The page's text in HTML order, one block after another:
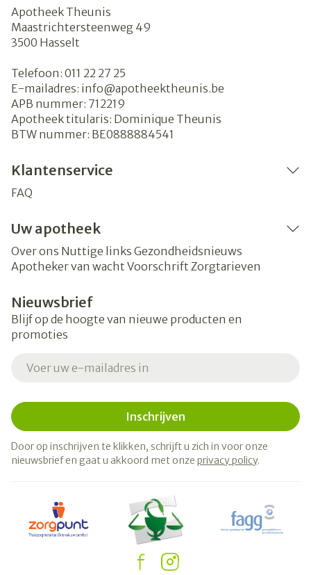
Apotheek Theunis
Maastrichtersteenweg 49
3500 Hasselt
Telefoon: 011 22 27 25
E-mailadres: info@apotheektheunis.be
APB nummer: 712219
Apotheek titularis: Dominique Theunis
BTW nummer: BE0888884541
Klantenservice
FAQ
Uw apotheek
Over ons Nuttige links Gezondheidsnieuws
Apotheker van wacht Voorschrift Zorgtarieven
Nieuwsbrief
Blijf op de hoogte van nieuwe producten en
promoties
Inschrijven
Door op inschrijven te klikken, schrijft u zich in voor onze
nieuwsbrief en gaat u akkoord met onze privacy policy.